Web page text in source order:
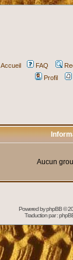
Accueil FAQ
Profil
Aucun
Powered byphpBB©
Traduction par :